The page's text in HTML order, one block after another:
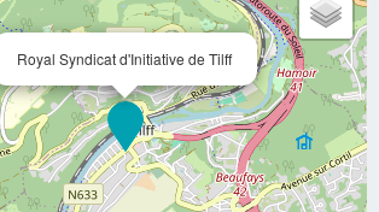
Royal Syndicat d'Initiative de Tilff